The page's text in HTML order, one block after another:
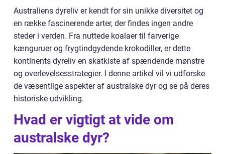
Australiens dyreliv er kendt for sin unikke diversitet og
en række fascinerende arter, der findes ingen andre
steder i verden. Fra nuttede koalaer til farverige
kænguruer og frygtindgydende krokodiller, er dette
kontinents dyreliv en skatkiste af spændende mønstre
og overlevelsesstrategier. I denne artikel vil vi udforske
de væsentlige aspekter af australske dyr og se på deres
historiske udvikling.
Hvad er vigtigt at vide om
australske dyr?